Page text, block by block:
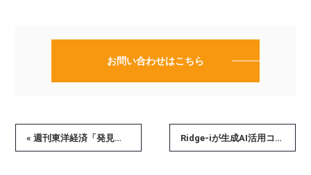
お問い合わせはこちら
« 週刊東洋経済「発見！成長企業」に代表柳原の記事が掲載されました Ridge-iが生成AI活用コンサルティングサービスを開始 ～戦略構築からシステムの設計開発、人財育成に至るまで ワンストップでサービスを提供～ »